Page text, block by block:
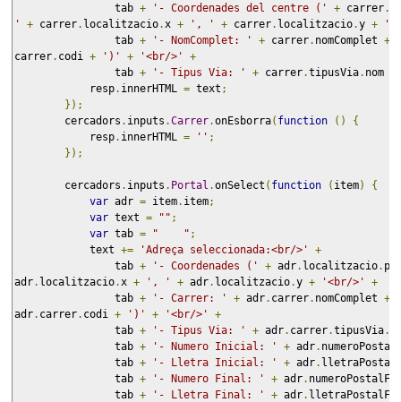
                tab
+ '- Coordenades del centre (' + carrer.
'
+ carrer. localitzacio. x + ', ' + carrer. localitzacio.y +
                tab
+ '- NomComplet: ' + carrer. nomComplet +
carrer. codi + ')' + '<br/>'
+
                tab
+ '- Tipus Via: ' + carrer.tipusVia. nom
            resp
. innerHTML = text ;
});
        cercadors
. inputs .Carrer.onEsborra( function ()
{
            resp
. innerHTML = '' ;
});
        cercadors
. inputs . Portal .onSelect ( function ( item)
{
var adr = item. item;
var text = "" ;
var tab = "    " ;
            text
+= 'Adreça seleccionada:<br/>'
+
                tab
+ '- Coordenades (' + adr. localitzacio.
adr. localitzacio. x + ', ' + adr. localitzacio.y + '<br/>'
+
                tab
+ '- Carrer: ' + adr. carrer. nomComplet +
adr. carrer. codi + ')' + '<br/>'
+
                tab
+ '- Tipus Via: ' + adr. carrer.tipusVia.
                tab
+ '- Numero Inicial: ' + adr.
                tab
+ '- Lletra Inicial: ' + adr.
                tab
+ '- Numero Final: ' + adr.
                tab
+ '- Lletra Final: ' + adr.